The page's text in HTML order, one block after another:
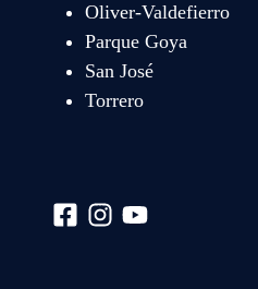
Oliver-Valdefierro
Parque Goya
San José
Torrero